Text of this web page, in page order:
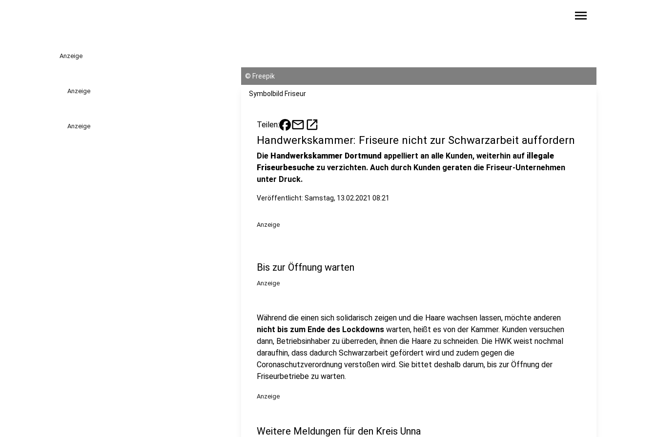
menu
Anzeige
Anzeige
Anzeige
© Freepik
Symbolbild Friseur
Teilen: mailopen_in_new
Handwerkskammer: Friseure nicht zur Schwarzarbeit auffordern
Die Handwerkskammer Dortmund appelliert an alle Kunden, weiterhin auf illegale
Friseurbesuche zu verzichten. Auch durch Kunden geraten die Friseur-Unternehmen
unter Druck.
Veröffentlicht: Samstag, 13.02.2021 08:21
Anzeige
Bis zur Öffnung warten
Anzeige
Während die einen sich solidarisch zeigen und die Haare wachsen lassen, möchte anderen
nicht bis zum Ende des Lockdowns warten, heißt es von der Kammer. Kunden versuchen
dann, Betriebsinhaber zu überreden, ihnen die Haare zu schneiden. Die HWK weist nochmal
daraufhin, dass dadurch Schwarzarbeit gefördert wird und zudem gegen die
Coronaschutzverordnung verstoßen wird. Sie bittet deshalb darum, bis zur Öffnung der
Friseurbetriebe zu warten.
Anzeige
Weitere Meldungen für den Kreis Unna